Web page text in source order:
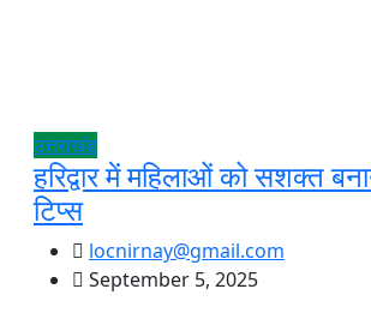
उत्तराखंड
हरिद्वार में महिलाओं को सशक्त
टिप्स
locnirnay@gmail.com
September 5, 2025